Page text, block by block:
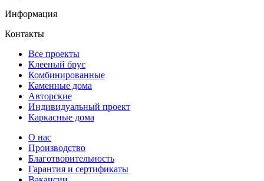
Информация
Контакты
Все проекты
Клееный брус
Комбинированные
Каменные дома
Авторские
Индивидуальный проект
Каркасные дома
О нас
Производство
Благотворительность
Гарантия и сертификаты